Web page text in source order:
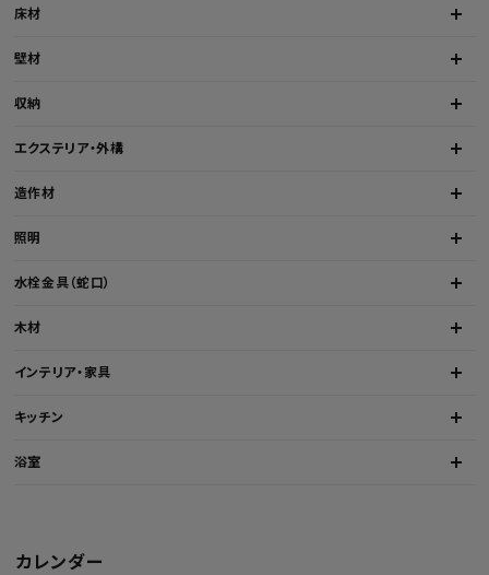
床材
壁材
収納
エクステリア・外構
造作材
照明
水栓金具（蛇口）
木材
インテリア・家具
キッチン
浴室
カレンダー